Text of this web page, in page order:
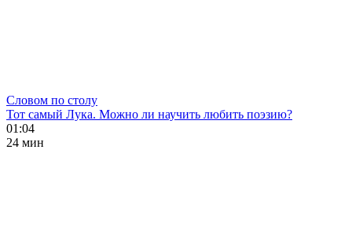
Словом по столу
Тот самый Лука. Можно ли научить любить поэзию?
01:04
24 мин